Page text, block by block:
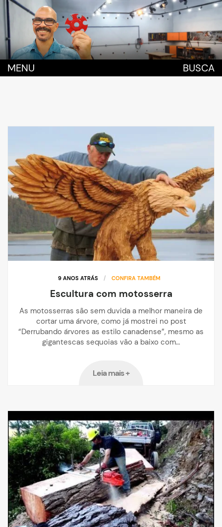
MENU BUSCA
9 ANOS ATRÁS / CONFIRA TAMBÉM
Escultura com motosserra
As motosserras são sem duvida a melhor maneira de
cortar uma árvore, como já mostrei no post
“Derrubando árvores as estilo canadense”, mesmo as
gigantescas sequoias vão a baixo com…
Leia mais +